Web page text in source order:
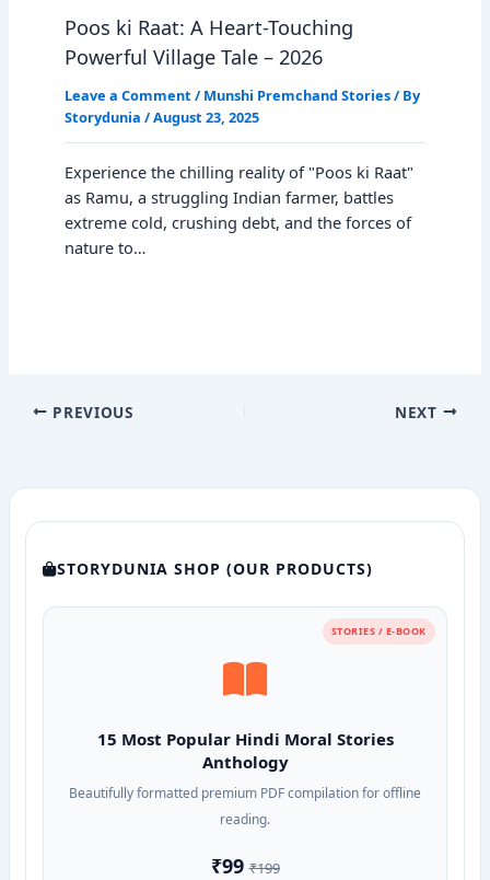
Poos ki Raat: A Heart-Touching
Powerful Village Tale – 2026
Leave a Comment / Munshi Premchand Stories/ By
Storydunia /August 23, 2025
Experience the chilling reality of "Poos ki Raat"
as Ramu, a struggling Indian farmer, battles
extreme cold, crushing debt, and the forces of
nature to…
PREVIOUS NEXT
STORYDUNIA SHOP (OUR PRODUCTS)
STORIES / E-BOOK
15 Most Popular Hindi Moral Stories
Anthology
Beautifully formatted premium PDF compilation for offline
reading.
₹99₹199